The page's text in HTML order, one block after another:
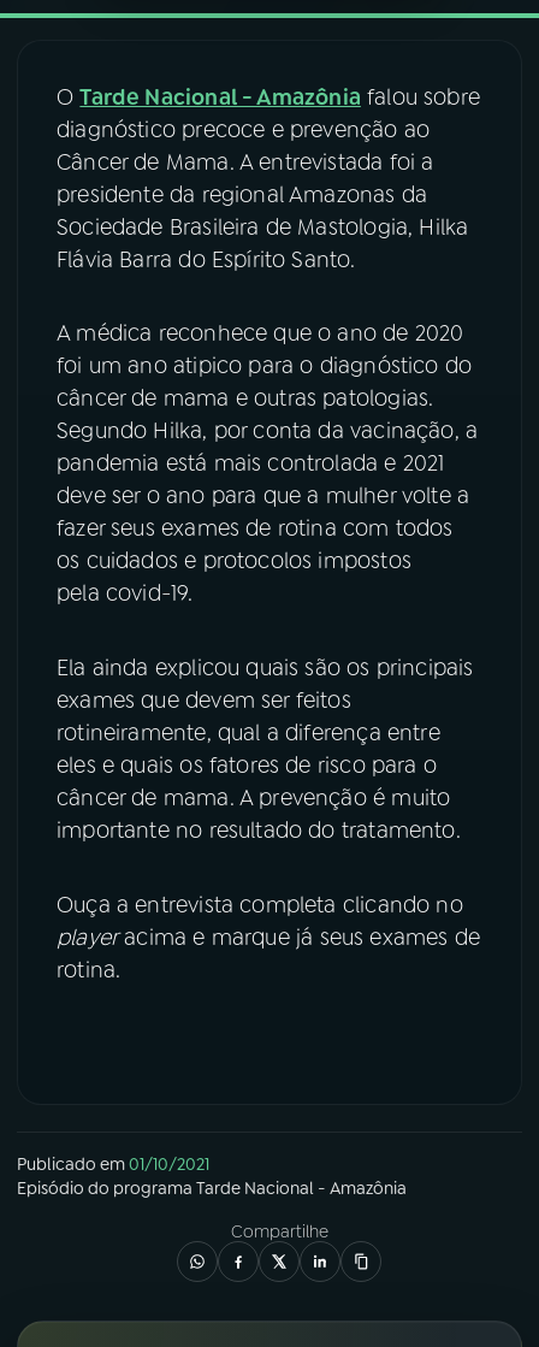
08FESTIVAL DE MÚSICA
ACOMPANHE A RÁDIO NACIONAL
YouTube Facebook
Instagram X
TikTok
OTarde Nacional - Amazônia falou sobre
diagnóstico precoce e prevenção ao
Câncer de Mama. A entrevistada foi a
presidente da regional Amazonas da
Sociedade Brasileira de Mastologia, Hilka
Flávia Barra do Espírito Santo.
A médica reconhece que o ano de 2020
foi um ano atipico para o diagnóstico do
câncer de mama e outras patologias.
Segundo Hilka, por conta da vacinação, a
pandemia está mais controlada e 2021
deve ser o ano para que a mulher volte a
fazer seus exames de rotina com todos
os cuidados e protocolos impostos
pela covid-19.
Ela ainda explicou quais são os principais
exames que devem ser feitos
rotineiramente, qual a diferença entre
eles e quais os fatores de risco para o
câncer de mama. A prevenção é muito
importante no resultado do tratamento.
Ouça a entrevista completa clicando no
playeracima e marque já seus exames de
rotina.
Publicado em01/10/2021
Episódio do programa Tarde Nacional - Amazônia
Compartilhe